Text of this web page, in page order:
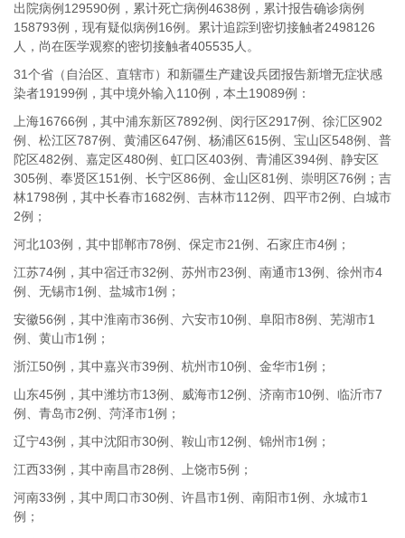
出院病例129590例，累计死亡病例4638例，累计报告确诊病例
158793例，现有疑似病例16例。累计追踪到密切接触者2498126
人，尚在医学观察的密切接触者405535人。
31个省（自治区、直辖市）和新疆生产建设兵团报告新增无症状感
染者19199例，其中境外输入110例，本土19089例：
上海16766例，其中浦东新区7892例、闵行区2917例、徐汇区902
例、松江区787例、黄浦区647例、杨浦区615例、宝山区548例、普
陀区482例、嘉定区480例、虹口区403例、青浦区394例、静安区
305例、奉贤区151例、长宁区86例、金山区81例、崇明区76例；吉
林1798例，其中长春市1682例、吉林市112例、四平市2例、白城市
2例；
河北103例，其中邯郸市78例、保定市21例、石家庄市4例；
江苏74例，其中宿迁市32例、苏州市23例、南通市13例、徐州市4
例、无锡市1例、盐城市1例；
安徽56例，其中淮南市36例、六安市10例、阜阳市8例、芜湖市1
例、黄山市1例；
浙江50例，其中嘉兴市39例、杭州市10例、金华市1例；
山东45例，其中潍坊市13例、威海市12例、济南市10例、临沂市7
例、青岛市2例、菏泽市1例；
辽宁43例，其中沈阳市30例、鞍山市12例、锦州市1例；
江西33例，其中南昌市28例、上饶市5例；
河南33例，其中周口市30例、许昌市1例、南阳市1例、永城市1
例；